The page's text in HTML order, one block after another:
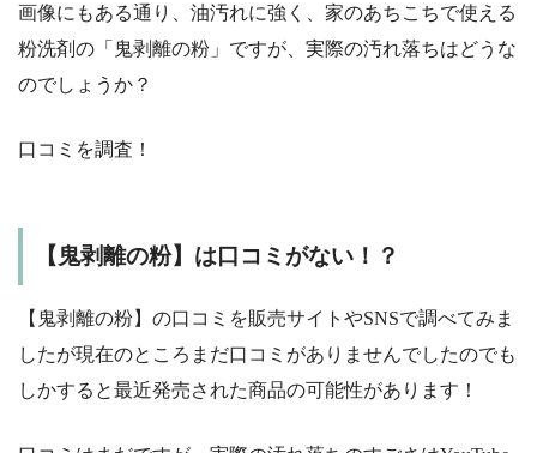
画像にもある通り、油汚れに強く、家のあちこちで使える
粉洗剤の「鬼剥離の粉」ですが、実際の汚れ落ちはどうな
のでしょうか？
口コミを調査！
【鬼剥離の粉】は口コミがない！？
【鬼剥離の粉】の口コミを販売サイトやSNSで調べてみま
したが現在のところまだ口コミがありませんでしたのでも
しかすると最近発売された商品の可能性があります！